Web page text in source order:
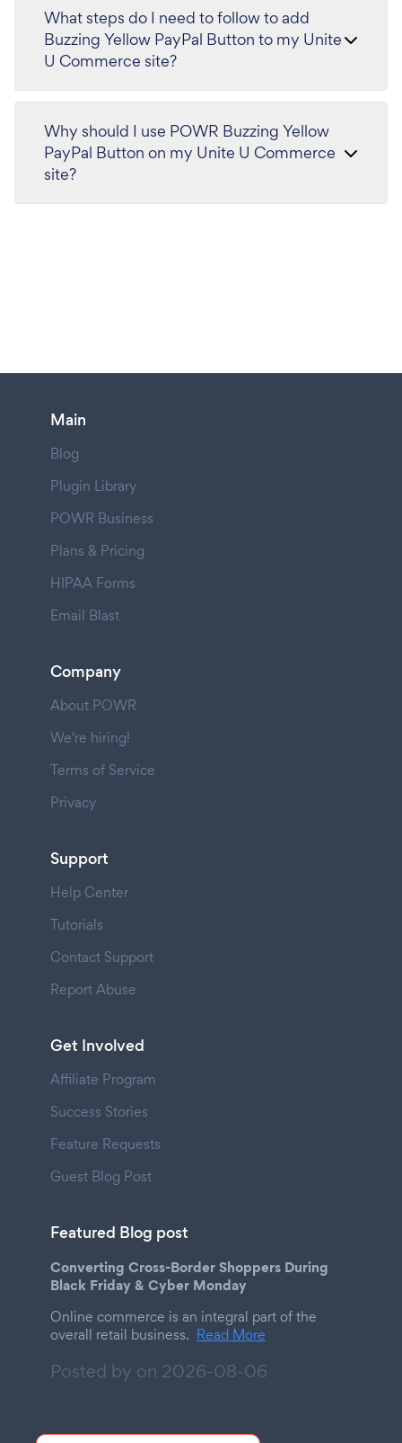
What steps do I need to follow to add
Buzzing Yellow PayPal Button to my Unite
U Commerce site?
Why should I use POWR Buzzing Yellow
PayPal Button on my Unite U Commerce
site?
Main
Blog
Plugin Library
POWR Business
Plans & Pricing
HIPAA Forms
Email Blast
Company
About POWR
We're hiring!
Terms of Service
Privacy
Support
Help Center
Tutorials
Contact Support
Report Abuse
Get Involved
Affiliate Program
Success Stories
Feature Requests
Guest Blog Post
Featured Blog post
Converting Cross-Border Shoppers During
Black Friday & Cyber Monday
Online commerce is an integral part of the
overall retail business. Read More
Posted by on 2026-08-06